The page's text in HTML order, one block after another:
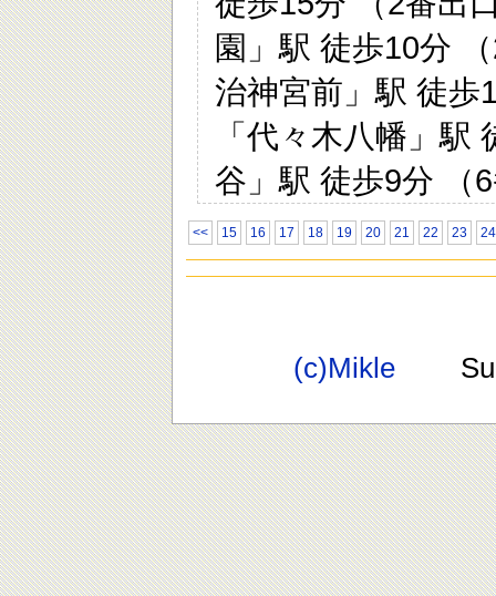
園」駅 徒歩10分
治神宮前」駅 徒歩
「代々木八幡」
谷」駅 徒歩9分 （
<< 15 16 17 18 19 20 21 22 23 24
(c)Mikle